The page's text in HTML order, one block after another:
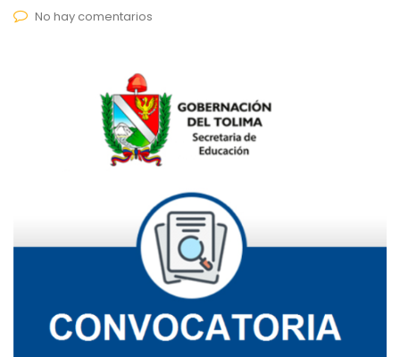
No hay comentarios